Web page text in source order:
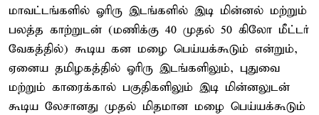
மாவட்டங்களில் ஓரிரு இடங்களில் இடி மின்னல் மற்றும்
பலத்த காற்றுடன் (மணிக்கு 40 முதல் 50 கிலோ மீட்டர்
வேகத்தில்) கூடிய கன மழை பெய்யக்கூடும் என்றும்,
ஏனைய தமிழகத்தில் ஓரிரு இடங்களிலும், புதுவை
மற்றும் காரைக்கால் பகுதிகளிலும் இடி மின்னலுடன்
கூடிய லேசானது முதல் மிதமான மழை பெய்யக்கூடும்